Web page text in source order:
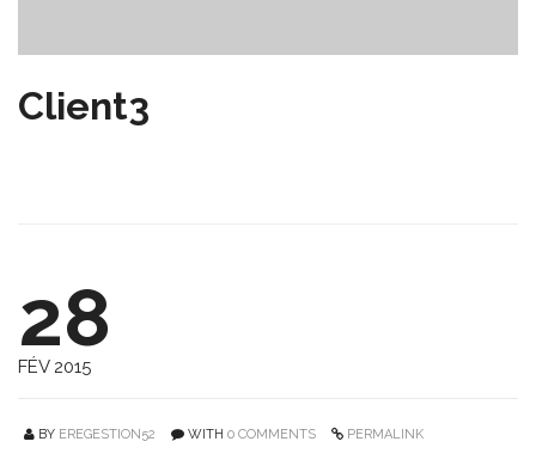
Client3
28
FÉV 2015
BY EREGESTION52 WITH 0 COMMENTS PERMALINK